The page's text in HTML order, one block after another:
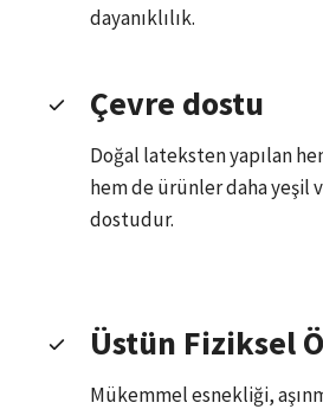
dayanıklılık.
Çevre dostu
Doğal lateksten yapılan
hem de ürünler daha yeşil
dostudur.
Üstün Fiziksel
Mükemmel esnekliği,